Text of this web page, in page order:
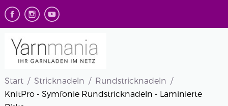
Start Stricknadeln
Rundstricknadeln
KnitPro - Symfonie Rundstricknadeln - Laminierte